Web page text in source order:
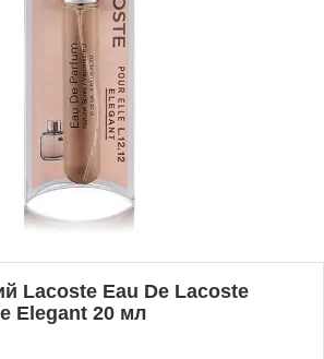
Lacoste Eau De Lacoste
Elegant 20 мл